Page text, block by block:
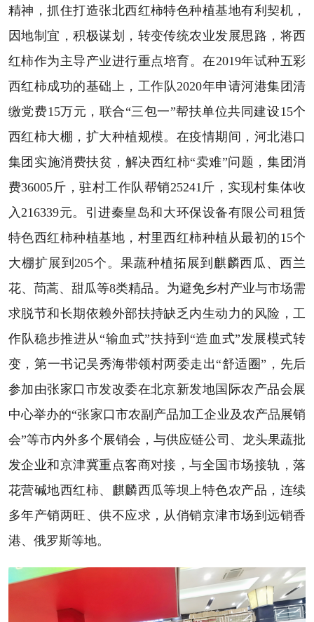
精神，抓住打造张北西红柿特色种植基地有利契机，
因地制宜，积极谋划，转变传统农业发展思路，将西
红柿作为主导产业进行重点培育。在2019年试种五彩
西红柿成功的基础上，工作队2020年申请河港集团清
缴党费15万元，联合“三包一”帮扶单位共同建设15个
西红柿大棚，扩大种植规模。在疫情期间，河北港口
集团实施消费扶贫，解决西红柿“卖难”问题，集团消
费36005斤，驻村工作队帮销25241斤，实现村集体收
入216339元。引进秦皇岛和大环保设备有限公司租赁
特色西红柿种植基地，村里西红柿种植从最初的15个
大棚扩展到205个。果蔬种植拓展到麒麟西瓜、西兰
花、茼蒿、甜瓜等8类精品。为避免乡村产业与市场需
求脱节和长期依赖外部扶持缺乏内生动力的风险，工
作队稳步推进从“输血式”扶持到“造血式”发展模式转
变，第一书记吴秀海带领村两委走出“舒适圈”，先后
参加由张家口市发改委在北京新发地国际农产品会展
中心举办的“张家口市农副产品加工企业及农产品展销
会”等市内外多个展销会，与供应链公司、龙头果蔬批
发企业和京津冀重点客商对接，与全国市场接轨，落
花营碱地西红柿、麒麟西瓜等坝上特色农产品，连续
多年产销两旺、供不应求，从俏销京津市场到远销香
港、俄罗斯等地。